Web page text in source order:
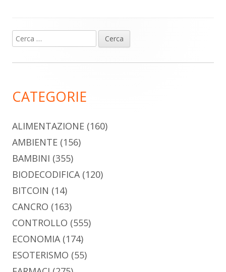
Barra
laterale
Ricerca
per:
CATEGORIE
ALIMENTAZIONE (160)
AMBIENTE (156)
BAMBINI (355)
BIODECODIFICA(120)
BITCOIN (14)
CANCRO (163)
CONTROLLO (555)
ECONOMIA(174)
ESOTERISMO (55)